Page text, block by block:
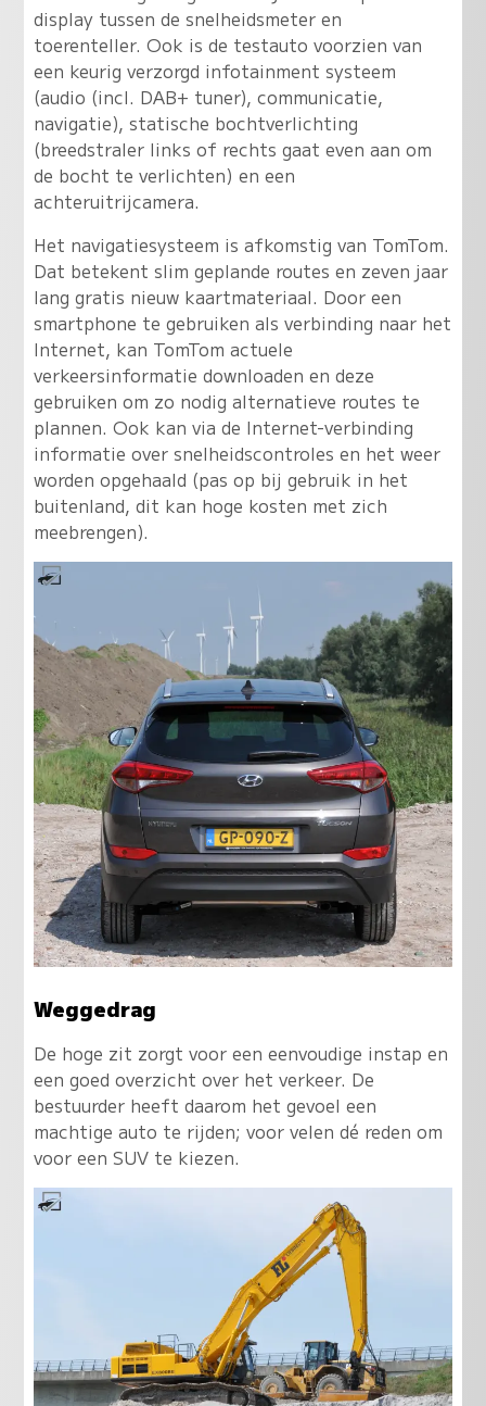
display tussen de snelheidsmeter en
toerenteller. Ook is de testauto voorzien van
een keurig verzorgd infotainment systeem
(audio (incl. DAB+ tuner), communicatie,
navigatie), statische bochtverlichting
(breedstraler links of rechts gaat even aan om
de bocht te verlichten) en een
achteruitrijcamera.
Het navigatiesysteem is afkomstig van TomTom.
Dat betekent slim geplande routes en zeven jaar
lang gratis nieuw kaartmateriaal. Door een
smartphone te gebruiken als verbinding naar het
Internet, kan TomTom actuele
verkeersinformatie downloaden en deze
gebruiken om zo nodig alternatieve routes te
plannen. Ook kan via de Internet-verbinding
informatie over snelheidscontroles en het weer
worden opgehaald (pas op bij gebruik in het
buitenland, dit kan hoge kosten met zich
meebrengen).
Weggedrag
De hoge zit zorgt voor een eenvoudige instap en
een goed overzicht over het verkeer. De
bestuurder heeft daarom het gevoel een
machtige auto te rijden; voor velen dé reden om
voor een SUV te kiezen.